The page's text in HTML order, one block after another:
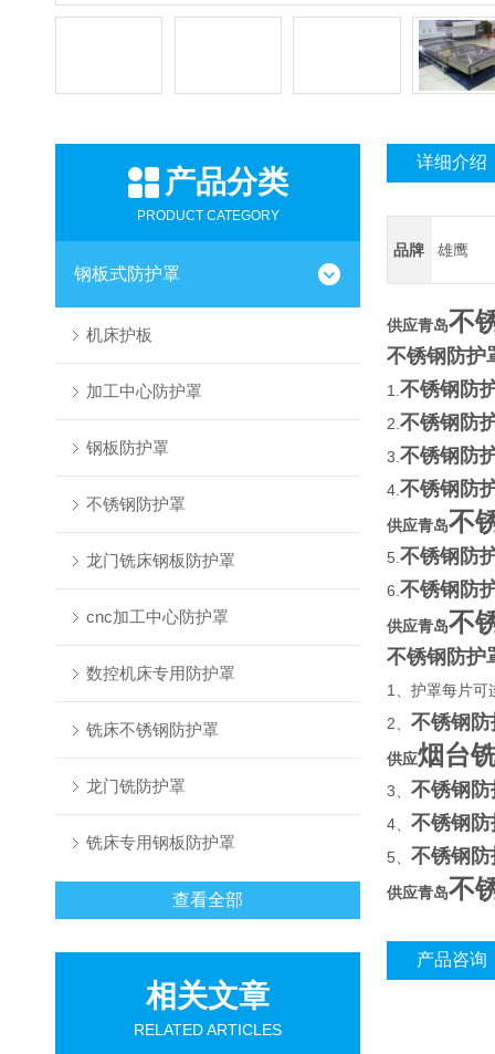
产品分类
PRODUCT CATEGORY
钢板式防护罩
机床护板
加工中心防护罩
钢板防护罩
不锈钢防护罩
龙门铣床钢板防护罩
cnc加工中心防护罩
数控机床专用防护罩
铣床不锈钢防护罩
龙门铣防护罩
铣床专用钢板防护罩
查看全部
相关文章
RELATED ARTICLES
详细介绍
品牌 雄鹰
供应青岛不
不锈钢防护
1. 不锈钢防
2. 不锈钢防
3. 不锈钢防
4. 不锈钢防
供应青岛不
5. 不锈钢防
6. 不锈钢防
供应青岛不
不锈钢防护
1 、护罩每片可
2、 不锈钢防
供应烟台
3、 不锈钢防
4、 不锈钢防
5、 不锈钢防
供应青岛不
产品咨询